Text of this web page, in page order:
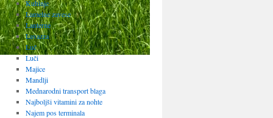
Kuhinje
Lamelne zavese
Lanterne
Lavazza
Luč
Luči
Majice
Mandlji
Mednarodni transport blaga
Najboljši vitamini za nohte
Najem pos terminala